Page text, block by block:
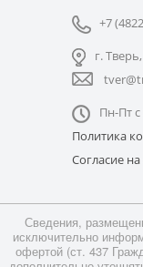
+7
г.
Пн-Пт
Политика
Согласие
Сведения,
исключительно
офертой (ст. 437